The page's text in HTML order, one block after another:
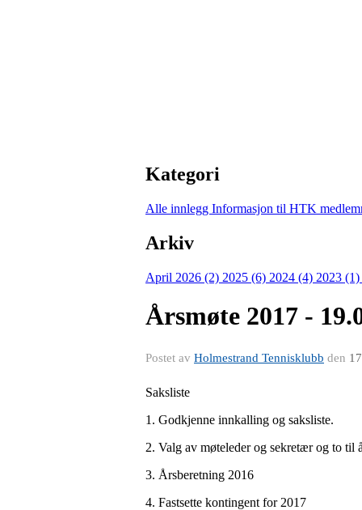
Kategori
Alle innlegg Informasjon til HTK
Arkiv
April 2026 (2) 2025 (6) 2024 (4) 2023 (1)
Årsmøte 2017 -
Postet av Holmestrand Tennisklubb den
Saksliste
1. Godkjenne innkalling og saksliste.
2. Valg av møteleder og sekretær og to til
3. Årsberetning 2016
4. Fastsette kontingent for 2017